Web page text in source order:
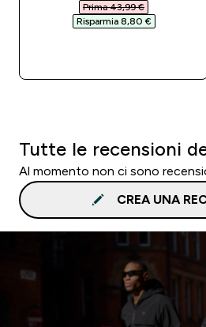
Prima 43,99 €‎
Risparmia 8,80 €‎
Tutte le recensioni
Al momento non ci sono
CREA UNA